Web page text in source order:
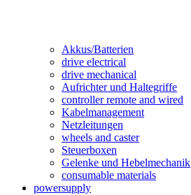
Akkus/Batterien
drive electrical
drive mechanical
Aufrichter und Haltegriffe
controller remote and wired
Kabelmanagement
Netzleitungen
wheels and caster
Steuerboxen
Gelenke und Hebelmechanik
consumable materials
powersupply